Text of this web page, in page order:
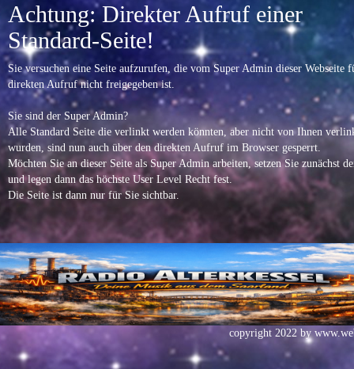
Achtung: Direkter Aufruf einer
Standard-Seite!
Sie versuchen eine Seite aufzurufen, die vom Super Admin dieser Webseite
direkten Aufruf nicht freigegeben ist.
Sie sind der Super Admin?
Alle Standard Seite die verlinkt werden könnten, aber nicht von Ihnen
wurden, sind nun auch über den direkten Aufruf im Browser gesperrt.
Möchten Sie an dieser Seite als Super Admin arbeiten, setzen Sie zunächst
und legen dann das höchste User Level Recht fest.
Die Seite ist dann nur für Sie sichtbar.
copyright 2022 by